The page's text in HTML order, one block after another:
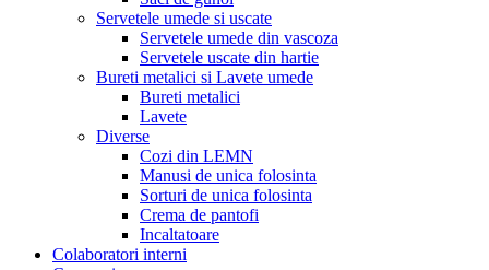
Servetele umede si uscate
Servetele umede din vascoza
Servetele uscate din hartie
Bureti metalici si Lavete umede
Bureti metalici
Lavete
Diverse
Cozi din LEMN
Manusi de unica folosinta
Sorturi de unica folosinta
Crema de pantofi
Incaltatoare
Colaboratori interni